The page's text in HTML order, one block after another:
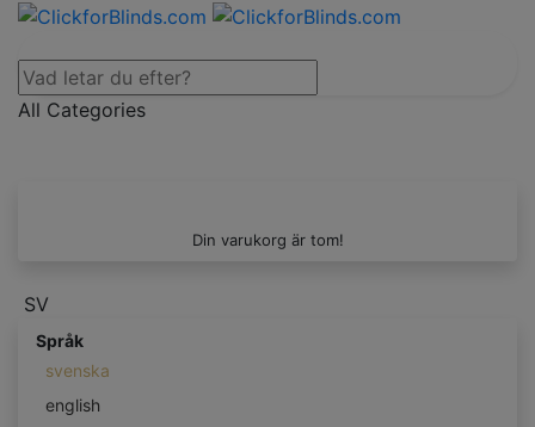
All Categories
Din varukorg är tom!
SV
Språk
svenska
english